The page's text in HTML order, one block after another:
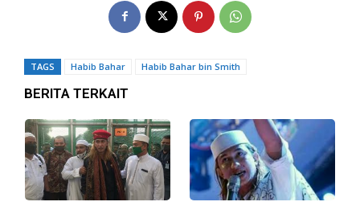
TAGS Habib Bahar Habib Bahar bin Smith
BERITA TERKAIT